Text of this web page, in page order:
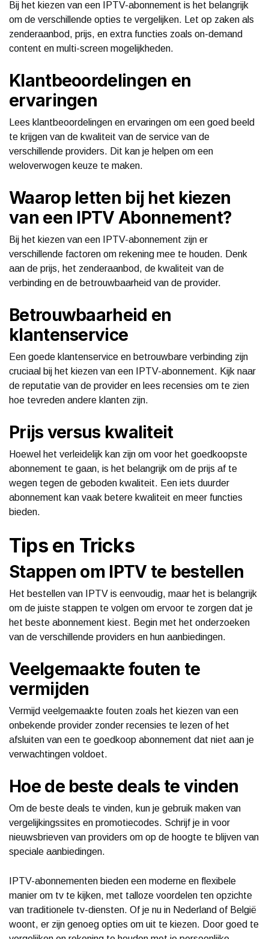
Bij het kiezen van een IPTV-abonnement is het belangrijk
om de verschillende opties te vergelijken. Let op zaken als
zenderaanbod, prijs, en extra functies zoals on-demand
content en multi-screen mogelijkheden.
Klantbeoordelingen en
ervaringen
Lees klantbeoordelingen en ervaringen om een goed beeld
te krijgen van de kwaliteit van de service van de
verschillende providers. Dit kan je helpen om een
weloverwogen keuze te maken.
Waarop letten bij het kiezen
van een IPTV Abonnement?
Bij het kiezen van een IPTV-abonnement zijn er
verschillende factoren om rekening mee te houden. Denk
aan de prijs, het zenderaanbod, de kwaliteit van de
verbinding en de betrouwbaarheid van de provider.
Betrouwbaarheid en
klantenservice
Een goede klantenservice en betrouwbare verbinding zijn
cruciaal bij het kiezen van een IPTV-abonnement. Kijk naar
de reputatie van de provider en lees recensies om te zien
hoe tevreden andere klanten zijn.
Prijs versus kwaliteit
Hoewel het verleidelijk kan zijn om voor het goedkoopste
abonnement te gaan, is het belangrijk om de prijs af te
wegen tegen de geboden kwaliteit. Een iets duurder
abonnement kan vaak betere kwaliteit en meer functies
bieden.
Tips en Tricks
Stappen om IPTV te bestellen
Het bestellen van IPTV is eenvoudig, maar het is belangrijk
om de juiste stappen te volgen om ervoor te zorgen dat je
het beste abonnement kiest. Begin met het onderzoeken
van de verschillende providers en hun aanbiedingen.
Veelgemaakte fouten te
vermijden
Vermijd veelgemaakte fouten zoals het kiezen van een
onbekende provider zonder recensies te lezen of het
afsluiten van een te goedkoop abonnement dat niet aan je
verwachtingen voldoet.
Hoe de beste deals te vinden
Om de beste deals te vinden, kun je gebruik maken van
vergelijkingssites en promotiecodes. Schrijf je in voor
nieuwsbrieven van providers om op de hoogte te blijven van
speciale aanbiedingen.
IPTV-abonnementen bieden een moderne en flexibele
manier om tv te kijken, met talloze voordelen ten opzichte
van traditionele tv-diensten. Of je nu in Nederland of België
woont, er zijn genoeg opties om uit te kiezen. Door goed te